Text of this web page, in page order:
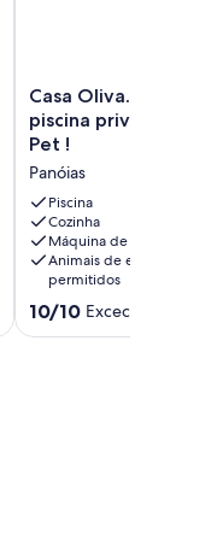
Casa
Oliva.
Jardins
,
barbecue
e
piscina
privada
!
aceitamos
o
seu
Casa Oliva. Jardins , barbecue e
piscina privada ! aceitamos o seu
Pet !
Panóias
Piscina
Cozinha
Máquina de lavar roupa
Animais de estimação
permitidos
Pontuação
10/10 Excecional